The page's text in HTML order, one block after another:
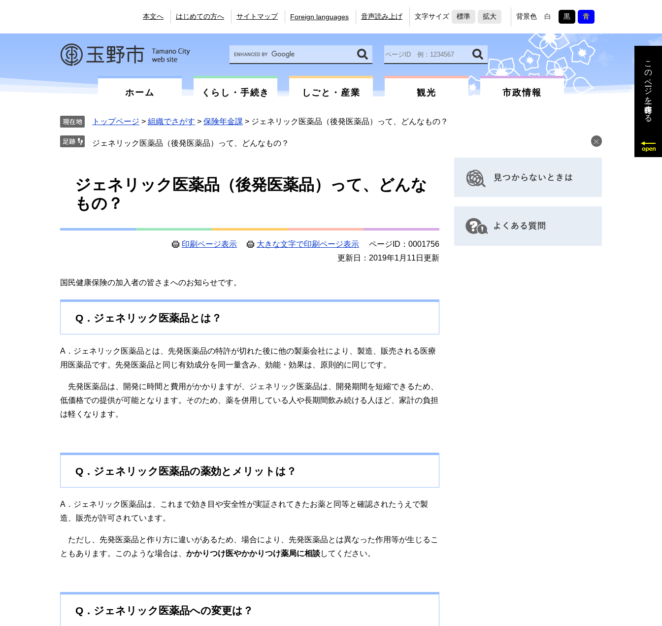
の
す。
ー
し
本文へ はじめての方へ サイトマップ Foreign languages 音声読み上げ 文字サイズ 標準 拡大 背景色 白 黒 青
カ
タ
ム
ID
を
ホーム くらし・手続き しごと・産業 観光 市政情報 このページを一時保存する
トップページ > 組織でさがす > 保険年金課 > ジェネリック医薬品（後発医薬品）って、どんなもの？
ジェネリック医薬品（後発医薬品）って、どんなもの？
ジェネリック医薬品（後発医薬品）って、どんな
もの？
印刷ページ表示 大きな文字で印刷ページ表示
ページID：0001756
更新日：2019年1月11日更新
国民健康保険の加入者の皆さまへのお知らせです。
Q．ジェネリック医薬品とは？
A．ジェネリック医薬品とは、先発医薬品の特許が切れた後に他の製薬会社により、製造、販売される医療
用医薬品です。先発医薬品と同じ有効成分を同一量含み、効能・効果は、原則的に同じです。
先発医薬品は、開発に時間と費用がかかりますが、ジェネリック医薬品は、開発期間を短縮できるため、
低価格での提供が可能となります。そのため、薬を併用している人や長期間飲み続ける人ほど、家計の負担
は軽くなります。
Q．ジェネリック医薬品の薬効とメリットは？
A．ジェネリック医薬品は、これまで効き目や安全性が実証されてきたお薬と同等と確認されたうえで製
造、販売が許可されています。
ただし、先発医薬品と作り方に違いがあるため、場合により、先発医薬品とは異なった作用等が生じるこ
ともあります。このような場合は、 かかりつけ医やかかりつけ薬局に相談してください。
Q．ジェネリック医薬品への変更は？